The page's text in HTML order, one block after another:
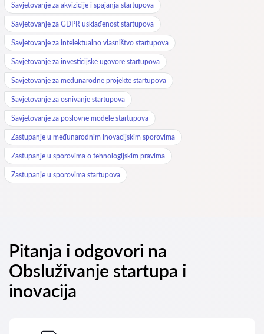
Savjetovanje za akvizicije i spajanja startupova
Savjetovanje za GDPR usklađenost startupova
Savjetovanje za intelektualno vlasništvo startupova
Savjetovanje za investicijske ugovore startupova
Savjetovanje za međunarodne projekte startupova
Savjetovanje za osnivanje startupova
Savjetovanje za poslovne modele startupova
Zastupanje u međunarodnim inovacijskim sporovima
Zastupanje u sporovima o tehnologijskim pravima
Zastupanje u sporovima startupova
Pitanja i odgovori na
Obsluživanje startupa i
inovacija